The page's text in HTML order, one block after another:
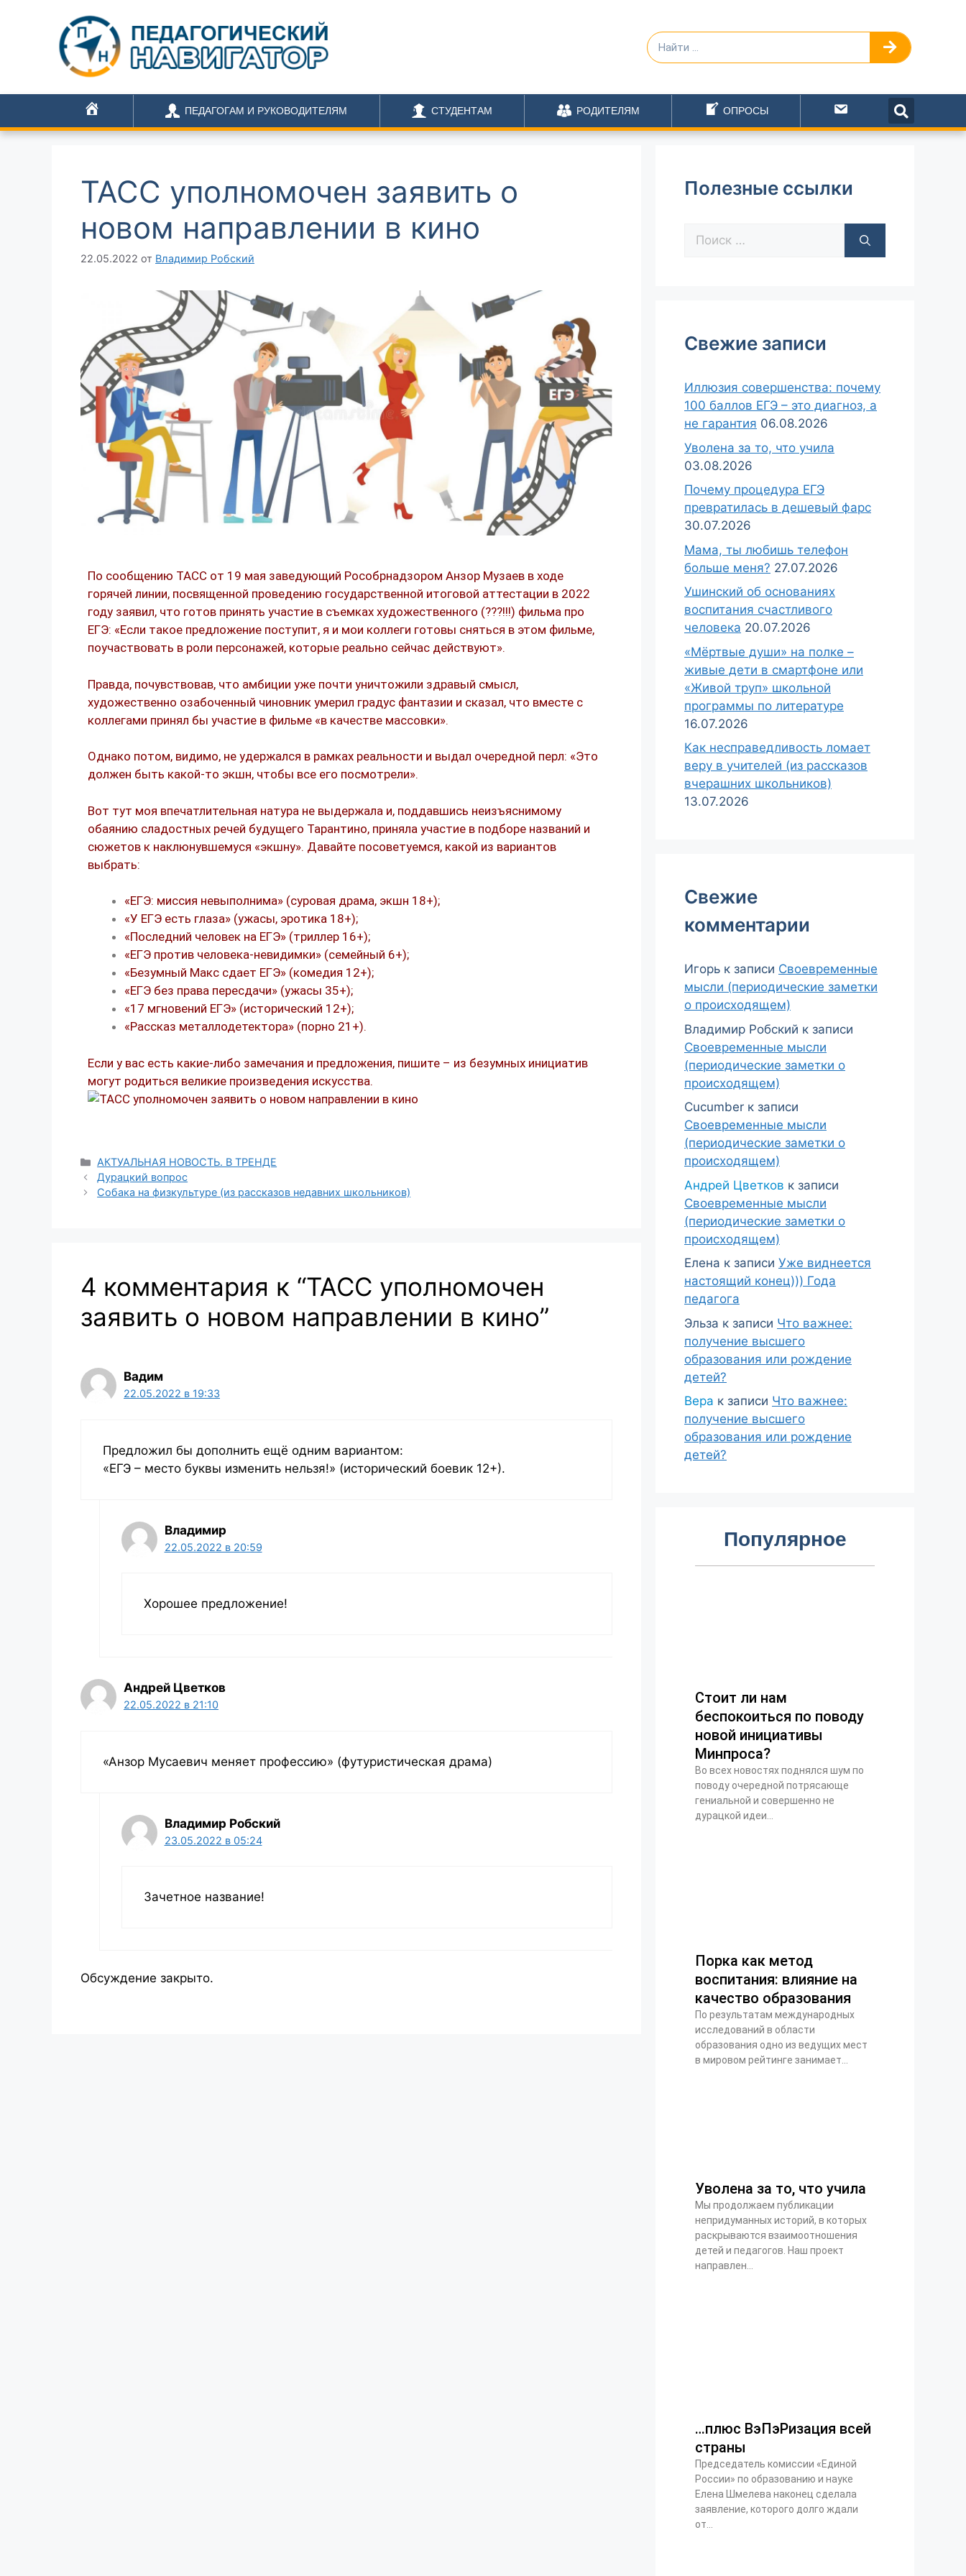
ГЛАВНАЯ
ПЕДАГОГАМ И РУКОВОДИТЕЛЯМ СТУДЕНТАМ РОДИТЕЛЯМ ОПРОСЫ
Написать
ТАСС уполномочен заявить о
новом направлении в кино
22.05.2022 от Владимир Робский
По сообщению ТАСС от 19 мая заведующий Рособрнадзором Анзор Музаев в ходе
горячей линии, посвященной проведению государственной итоговой аттестации в 2022
году заявил, что готов принять участие в съемках художественного (???!!!) фильма про
ЕГЭ: «Если такое предложение поступит, я и мои коллеги готовы сняться в этом фильме,
поучаствовать в роли персонажей, которые реально сейчас действуют».
Правда, почувствовав, что амбиции уже почти уничтожили здравый смысл,
художественно озабоченный чиновник умерил градус фантазии и сказал, что вместе с
коллегами принял бы участие в фильме «в качестве массовки».
Однако потом, видимо, не удержался в рамках реальности и выдал очередной перл: «Это
должен быть какой-то экшн, чтобы все его посмотрели».
Вот тут моя впечатлительная натура не выдержала и, поддавшись неизъяснимому
обаянию сладостных речей будущего Тарантино, приняла участие в подборе названий и
сюжетов к наклюнувшемуся «экшну». Давайте посоветуемся, какой из вариантов
выбрать:
«ЕГЭ: миссия невыполнима» (суровая драма, экшн 18+);
«У ЕГЭ есть глаза» (ужасы, эротика 18+);
«Последний человек на ЕГЭ» (триллер 16+);
«ЕГЭ против человека-невидимки» (семейный 6+);
«Безумный Макс сдает ЕГЭ» (комедия 12+);
«ЕГЭ без права пересдачи» (ужасы 35+);
«17 мгновений ЕГЭ» (исторический 12+);
«Рассказ металлодетектора» (порно 21+).
Если у вас есть какие-либо замечания и предложения, пишите – из безумных инициатив
могут родиться великие произведения искусства.
АКТУАЛЬНАЯ НОВОСТЬ. В ТРЕНДЕ
Дурацкий вопрос
Собака на физкультуре (из рассказов недавних школьников)
4 комментария к “ТАСС уполномочен
заявить о новом направлении в кино”
Вадим
22.05.2022 в 19:33
Предложил бы дополнить ещё одним вариантом:
«ЕГЭ – место буквы изменить нельзя!» (исторический боевик 12+).
Владимир
22.05.2022 в 20:59
Хорошее предложение!
Андрей Цветков
22.05.2022 в 21:10
«Анзор Мусаевич меняет профессию» (футуристическая драма)
Владимир Робский
23.05.2022 в 05:24
Зачетное название!
Обсуждение закрыто.
Полезные ссылки
Свежие записи
Иллюзия совершенства: почему
100 баллов ЕГЭ – это диагноз, а
не гарантия 06.08.2026
Уволена за то, что учила
03.08.2026
Почему процедура ЕГЭ
превратилась в дешевый фарс
30.07.2026
Мама, ты любишь телефон
больше меня? 27.07.2026
Ушинский об основаниях
воспитания счастливого
человека 20.07.2026
«Мёртвые души» на полке –
живые дети в смартфоне или
«Живой труп» школьной
программы по литературе
16.07.2026
Как несправедливость ломает
веру в учителей (из рассказов
вчерашних школьников)
13.07.2026
Свежие
комментарии
Игорь к записи Своевременные
мысли (периодические заметки
о происходящем)
Владимир Робский к записи
Своевременные мысли
(периодические заметки о
происходящем)
Cucumber к записи
Своевременные мысли
(периодические заметки о
происходящем)
Андрей Цветков к записи
Своевременные мысли
(периодические заметки о
происходящем)
Елена к записи Уже виднеется
настоящий конец))) Года
педагога
Эльза к записи Что важнее:
получение высшего
образования или рождение
детей?
Вера к записи Что важнее:
получение высшего
образования или рождение
детей?
Популярное
Стоит ли нам
беспокоиться по поводу
новой инициативы
Минпроса?
Во всех новостях поднялся шум по
поводу очередной потрясающе
гениальной и совершенно не
дурацкой идеи...
Порка как метод
воспитания: влияние на
качество образования
По результатам международных
исследований в области
образования одно из ведущих мест
в мировом рейтинге занимает...
Уволена за то, что учила
Мы продолжаем публикации
непридуманных историй, в которых
раскрываются взаимоотношения
детей и педагогов. Наш проект
направлен...
…плюс ВэПэРизация всей
страны
Председатель комиссии «Единой
России» по образованию и науке
Елена Шмелева наконец сделала
заявление, которого долго ждали
от...